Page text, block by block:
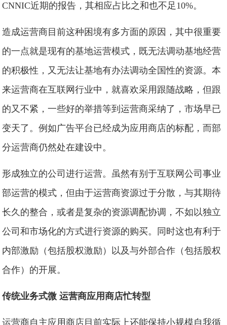
CNNIC近期的报告，其相应占比之和也不足10%。
造成运营商目前这种困境有多方面的原因，其中很重要
的一点就是现有的基地运营模式，既无法调动基地经营
的积极性，又无法让基地有办法调动全国性的资源。本
来运营商在互联网行业中，就喜欢采用跟随战略，但跟
的又不紧，一些好的举措等到运营商采纳了，市场早已
变天了。例如广告平台已经成为应用商店的标配，而部
分运营商仍然处在建设中。
形成独立的公司进行运营。虽然有别于互联网公司事业
部运营的模式，但由于运营商资源过于分散，与其期待
长久的整合，或者是复杂的资源调配协调，不如以独立
公司和市场化的方式进行资源的购买。同时这也有利于
内部激励（包括股权激励）以及与外部合作（包括股权
合作）的开展。
传统业务式微 运营商应用商店忙转型
运营商自主应用商店目前实际上还能保持小规模自我循